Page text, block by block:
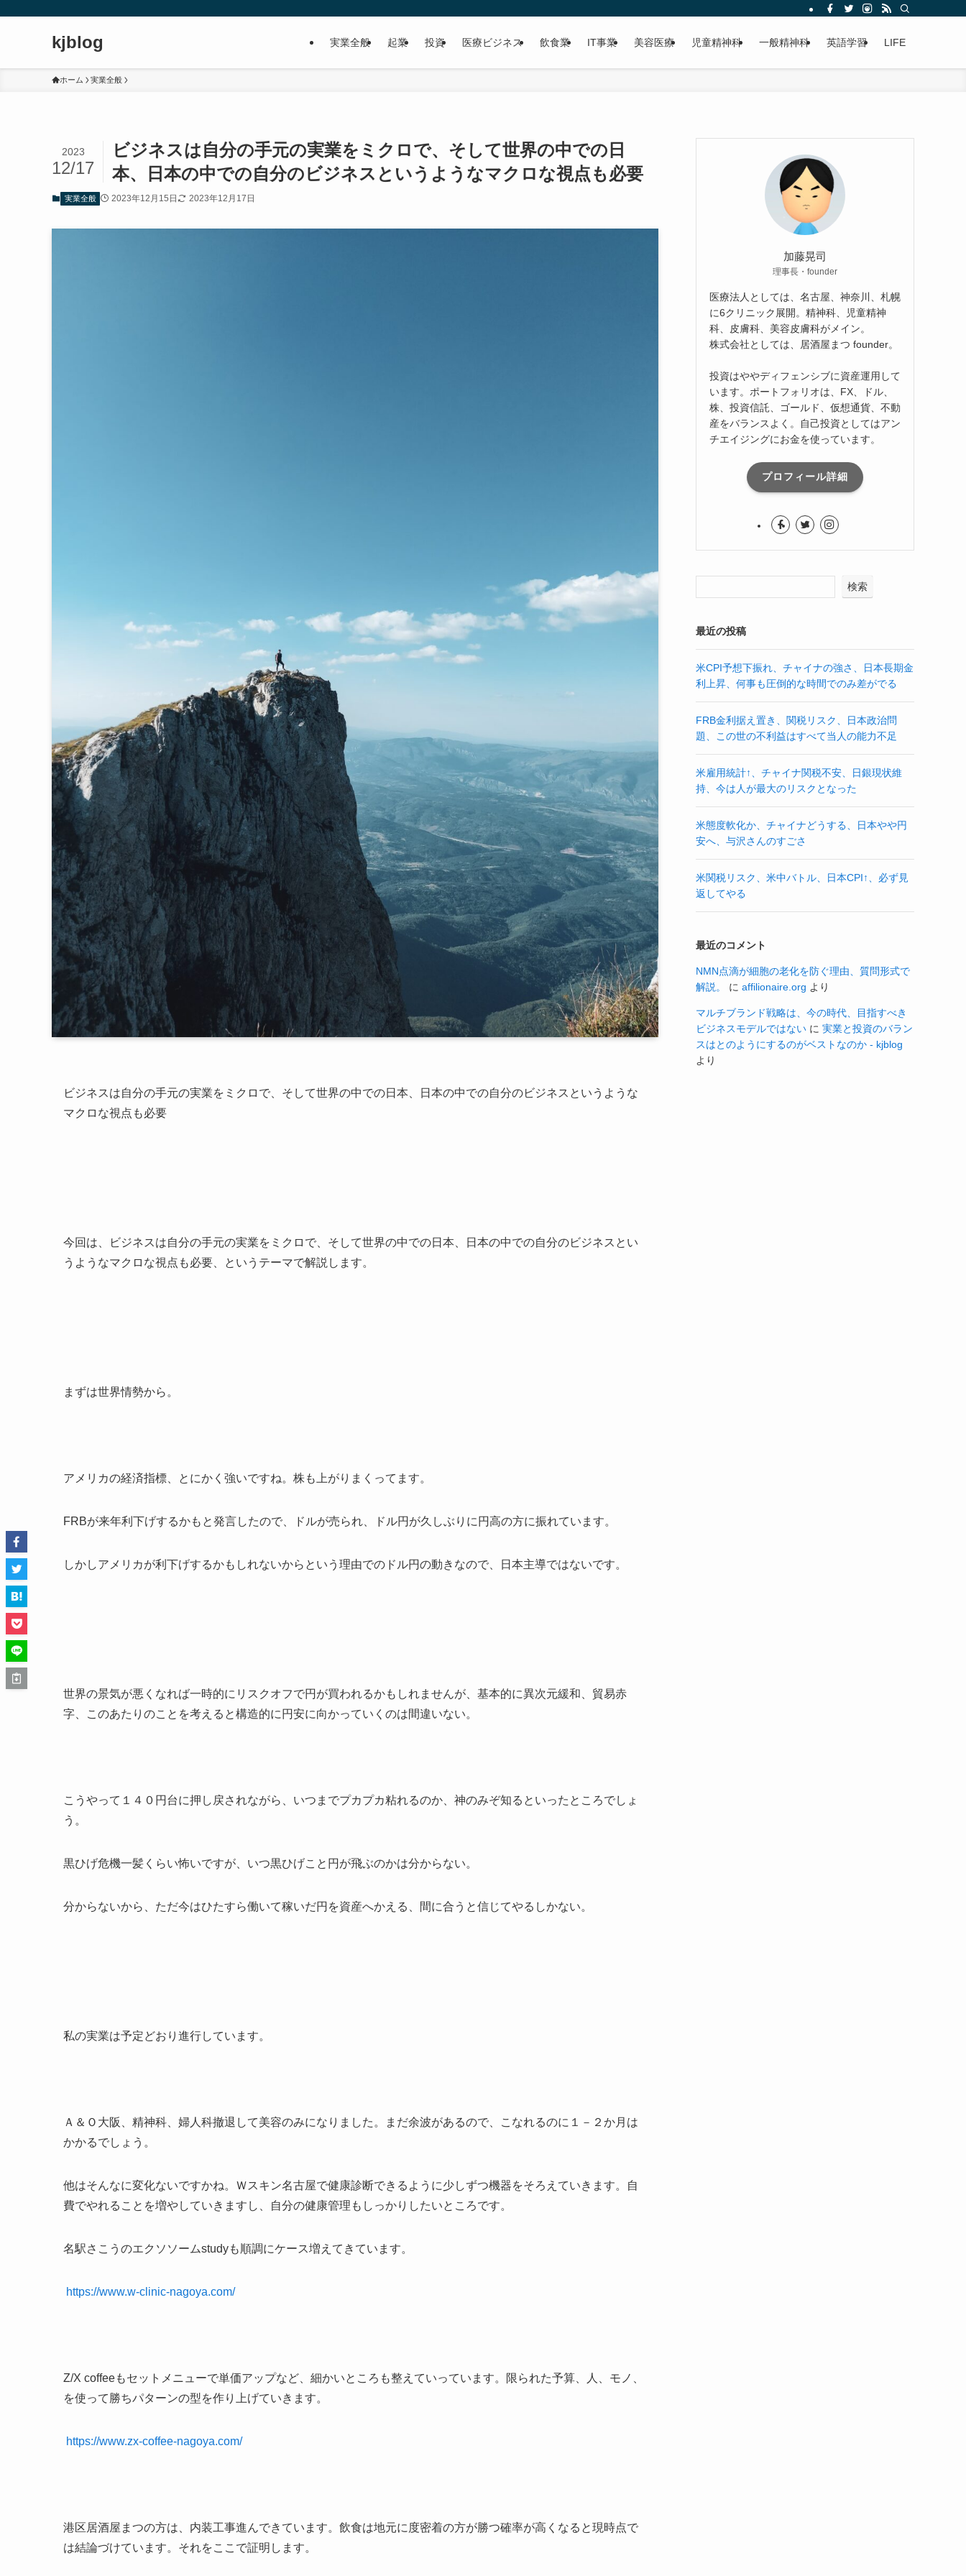
kjblog 実業全般 起業 投資 医療ビジネス 飲食業 IT事業 美容医療 児童精神科 一般精神科 英語学習 LIFE
ホーム 実業全般
ビジネスは自分の手元の実業をミクロで、そして世界の中での日
本、日本の中での自分のビジネスというようなマクロな視点も必要
2023
12/17
実業全般 2023年12月15日 2023年12月17日
ビジネスは自分の手元の実業をミクロで、そして世界の中での日本、日本の中での自分のビジネスというような
マクロな視点も必要
今回は、ビジネスは自分の手元の実業をミクロで、そして世界の中での日本、日本の中での自分のビジネスとい
うようなマクロな視点も必要、というテーマで解説します。
まずは世界情勢から。
アメリカの経済指標、とにかく強いですね。株も上がりまくってます。
FRBが来年利下げするかもと発言したので、ドルが売られ、ドル円が久しぶりに円高の方に振れています。
しかしアメリカが利下げするかもしれないからという理由でのドル円の動きなので、日本主導ではないです。
世界の景気が悪くなれば一時的にリスクオフで円が買われるかもしれませんが、基本的に異次元緩和、貿易赤
字、このあたりのことを考えると構造的に円安に向かっていくのは間違いない。
こうやって１４０円台に押し戻されながら、いつまでプカプカ粘れるのか、神のみぞ知るといったところでしょ
う。
黒ひげ危機一髪くらい怖いですが、いつ黒ひげこと円が飛ぶのかは分からない。
分からないから、ただ今はひたすら働いて稼いだ円を資産へかえる、間に合うと信じてやるしかない。
私の実業は予定どおり進行しています。
Ａ＆Ｏ大阪、精神科、婦人科撤退して美容のみになりました。まだ余波があるので、こなれるのに１－２か月は
かかるでしょう。
他はそんなに変化ないですかね。Ｗスキン名古屋で健康診断できるように少しずつ機器をそろえていきます。自
費でやれることを増やしていきますし、自分の健康管理もしっかりしたいところです。
名駅さこうのエクソソームstudyも順調にケース増えてきています。
https://www.w-clinic-nagoya.com/
Z/X coffeeもセットメニューで単価アップなど、細かいところも整えていっています。限られた予算、人、モノ、
を使って勝ちパターンの型を作り上げていきます。
https://www.zx-coffee-nagoya.com/
港区居酒屋まつの方は、内装工事進んできています。飲食は地元に度密着の方が勝つ確率が高くなると現時点で
は結論づけています。それをここで証明します。
加藤晃司
理事長・founder
医療法人としては、名古屋、神奈川、札幌
に6クリニック展開。精神科、児童精神
科、皮膚科、美容皮膚科がメイン。
株式会社としては、居酒屋まつ founder。
投資はややディフェンシブに資産運用して
います。ポートフォリオは、FX、ドル、
株、投資信託、ゴールド、仮想通貨、不動
産をバランスよく。自己投資としてはアン
チエイジングにお金を使っています。
プロフィール詳細
検索
最近の投稿
米CPI予想下振れ、チャイナの強さ、日本長期金
利上昇、何事も圧倒的な時間でのみ差がでる
FRB金利据え置き、関税リスク、日本政治問
題、この世の不利益はすべて当人の能力不足
米雇用統計↑、チャイナ関税不安、日銀現状維
持、今は人が最大のリスクとなった
米態度軟化か、チャイナどうする、日本やや円
安へ、与沢さんのすごさ
米関税リスク、米中バトル、日本CPI↑、必ず見
返してやる
最近のコメント
NMN点滴が細胞の老化を防ぐ理由、質問形式で
解説。
に affilionaire.org より
マルチブランド戦略は、今の時代、目指すべき
ビジネスモデルではない に 実業と投資のバラン
スはとのようにするのがベストなのか - kjblog
より